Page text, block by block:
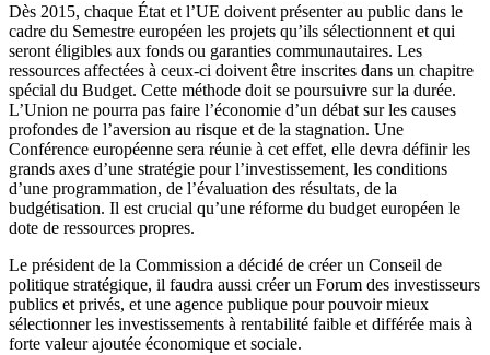
Dès 2015, chaque État et l’UE doivent présenter au public dans le
cadre du Semestre européen les projets qu’ils sélectionnent et qui
seront éligibles aux fonds ou garanties communautaires. Les
ressources affectées à ceux-ci doivent être inscrites dans un chapitre
spécial du Budget. Cette méthode doit se poursuivre sur la durée.
L’Union ne pourra pas faire l’économie d’un débat sur les causes
profondes de l’aversion au risque et de la stagnation. Une
Conférence européenne sera réunie à cet effet, elle devra définir les
grands axes d’une stratégie pour l’investissement, les conditions
d’une programmation, de l’évaluation des résultats, de la
budgétisation. Il est crucial qu’une réforme du budget européen le
dote de ressources propres.
Le président de la Commission a décidé de créer un Conseil de
politique stratégique, il faudra aussi créer un Forum des investisseurs
publics et privés, et une agence publique pour pouvoir mieux
sélectionner les investissements à rentabilité faible et différée mais à
forte valeur ajoutée économique et sociale.